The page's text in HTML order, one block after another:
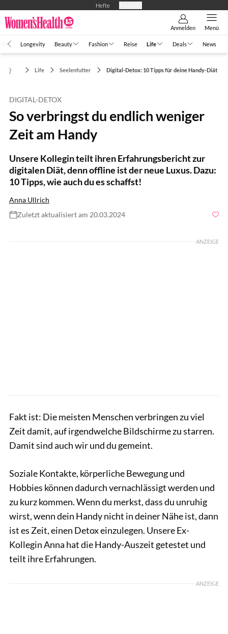
Hefte
Anmelden Menü
Longevity Beauty Fashion Reise Life Deals News
Life Seelenfutter Digital-Detox: 10 Tipps für deine Handy-Diät
DIGITAL-DETOX
So verbringst du endlich weniger
Zeit am Handy
Unsere Kollegin teilt ihren Erfahrungsbericht zur
digitalen Diät, denn offline ist der neue Luxus. Dazu:
10 Tipps, wie auch du es schaffst!
Anna Ullrich
Zuletzt aktualisiert am 20.03.2024
ANZEIGE
Fakt ist: Die meisten Menschen verbringen zu viel
Zeit damit, auf irgendwelche Bildschirme zu starren.
Damit sind auch wir und du gemeint.
Soziale Kontakte, körperliche Bewegung und
Hobbies können dadurch vernachlässigt werden und
zu kurz kommen. Wenn du merkst, dass du unruhig
wirst, wenn dein Handy nicht in deiner Nähe ist, dann
ist es Zeit, einen Detox einzulegen. Unsere Ex-
Kollegin Anna hat die Handy-Auszeit getestet und
teilt ihre Erfahrungen.
ANZEIGE